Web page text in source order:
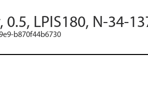
LPIS180, N-34-
b870f44b6730